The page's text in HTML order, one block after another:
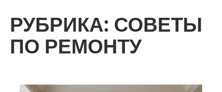
РУБРИКА: СОВЕТЫ
ПО РЕМОНТУ